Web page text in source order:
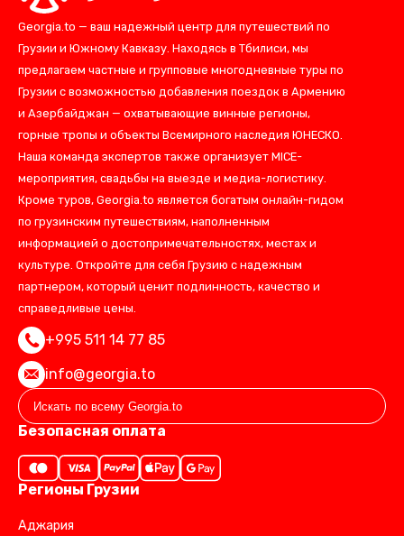
Georgia.to — ваш надежный центр для путешествий по
Грузии и Южному Кавказу. Находясь в Тбилиси, мы
предлагаем частные и групповые многодневные туры по
Грузии с возможностью добавления поездок в Армению
и Азербайджан — охватывающие винные регионы,
горные тропы и объекты Всемирного наследия ЮНЕСКО.
Наша команда экспертов также организует MICE-
мероприятия, свадьбы на выезде и медиа-логистику.
Кроме туров, Georgia.to является богатым онлайн-гидом
по грузинским путешествиям, наполненным
информацией о достопримечательностях, местах и
культуре. Откройте для себя Грузию с надежным
партнером, который ценит подлинность, качество и
справедливые цены.
+995 511 14 77 85
info@georgia.to
Безопасная оплата
Регионы Грузии
Аджария